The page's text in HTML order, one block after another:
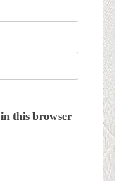
in this browser